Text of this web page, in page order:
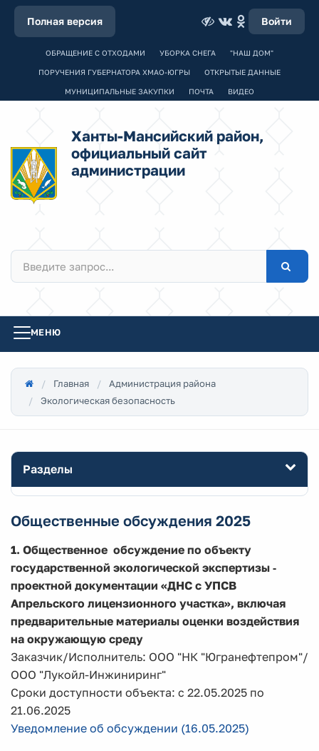
Полная версия Войти
ОБРАЩЕНИЕ С ОТХОДАМИ УБОРКА СНЕГА "НАШ ДОМ"
ПОРУЧЕНИЯ ГУБЕРНАТОРА ХМАО-ЮГРЫ ОТКРЫТЫЕ ДАННЫЕ
МУНИЦИПАЛЬНЫЕ ЗАКУПКИ ПОЧТА ВИДЕО
Ханты-Мансийский район,
официальный сайт
администрации
МЕНЮ
Главная
Администрация района
Экологическая безопасность
Разделы
Общественные обсуждения 2025
1. Общественное обсуждение по объекту
государственной экологической экспертизы ‑
проектной документации «ДНС с УПСВ
Апрельского лицензионного участка», включая
предварительные материалы оценки воздействия
на окружающую среду
Заказчик/Исполнитель: ООО "НК "Югранефтепром"/
ООО "Лукойл-Инжиниринг"
Сроки доступности объекта: с 22.05.2025 по
21.06.2025
Уведомление об обсуждении (16.05.2025)